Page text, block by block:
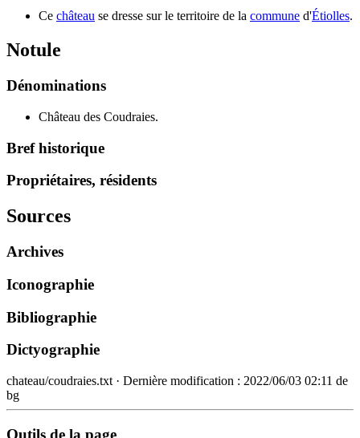
Ce château se dresse sur le territoire de la commune d'Étiolles.
Notule
Dénominations
Château des Coudraies.
Bref historique
Propriétaires, résidents
Sources
Archives
Iconographie
Bibliographie
Dictyographie
chateau/coudraies.txt · Dernière modification : 2022/06/03 02:11 de
bg
Outils de la page